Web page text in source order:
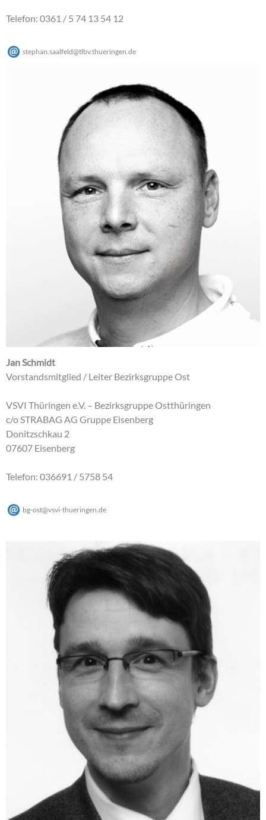
Telefon: 0361 / 5 74 13 54 12
stephan.saalfeld@tlbv.thueringen.de
Jan Schmidt
Vorstandsmitglied / Leiter Bezirksgruppe Ost
VSVI Thüringen e.V. – Bezirksgruppe Ostthüringen
c/o STRABAG AG Gruppe Eisenberg
Donitzschkau 2
07607 Eisenberg
Telefon: 036691 / 5758 54
bg-ost@vsvi-thueringen de